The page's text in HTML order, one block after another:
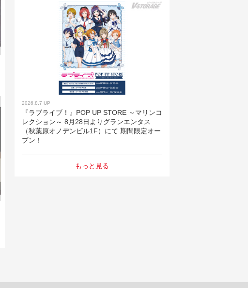
2026.8.7 UP
『ラブライブ！』POP UP STORE ～マリンコ
レクション～ 8月28日よりグランエンタス
（秋葉原オノデンビル1F）にて 期間限定オー
プン！
もっと見る